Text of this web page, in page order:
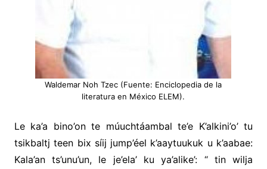
Waldemar Noh Tzec (Fuente: Enciclopedia de la
literatura en México ELEM).
Le ka’a bino’on te múuchtáambal te’e K’alkini’o’ tu
tsikbaltj teen bix síij jump’éel k’aaytuukuk u k’aabae:
Kala’an ts’unu’un, le je’ela’ ku ya’alike’: “ tin wilja